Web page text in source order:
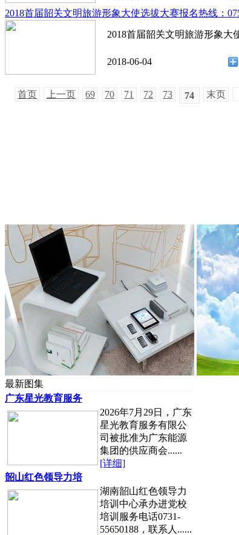
2018首届韶关文明旅游形象大使选拔大赛报名热线：
2018首届韶关文明旅游形象大
2018-06-04
首页 上一页 69 70 71 72 73 74 末页
最新图集
广东星光教育服务
2026年7月29日，广东
星光教育服务有限公
司被批准为广东能源
集团的供应商会......
[详细]
韶山红色领导力培
湖南韶山红色领导力
培训中心承办进党校
培训服务电话0731-
55650188，联系人......